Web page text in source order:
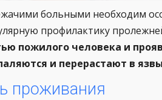
больными необходим
профилактику
пожилого человека и
и перерастают в
проживания